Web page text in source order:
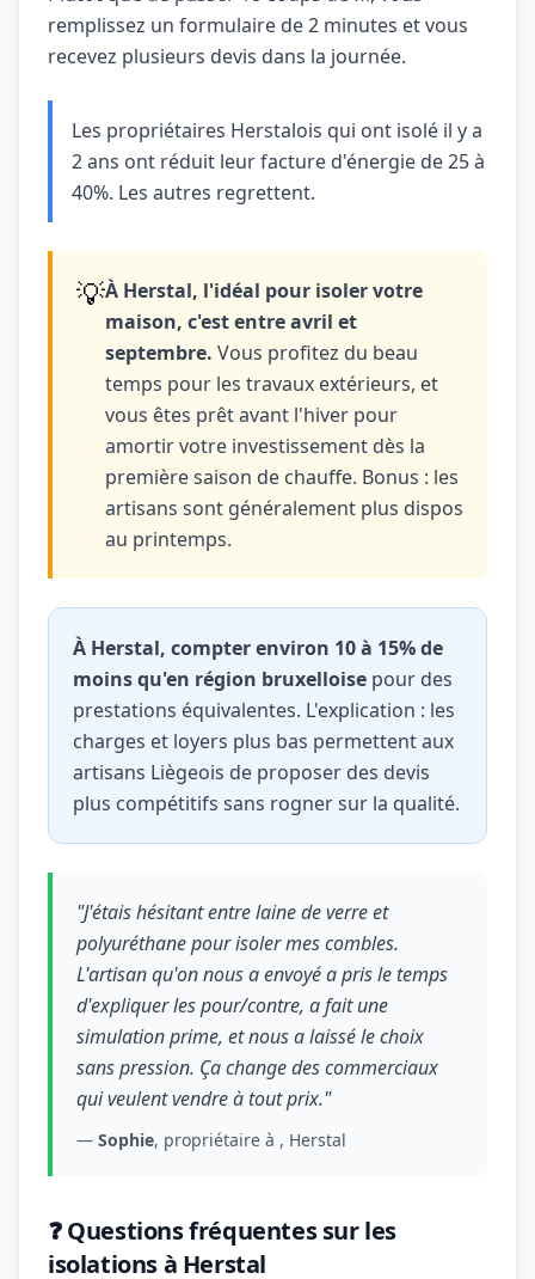
remplissez un formulaire de 2 minutes et vous
recevez plusieurs devis dans la journée.
Les propriétaires Herstalois qui ont isolé il y a
2 ans ont réduit leur facture d'énergie de 25 à
40%. Les autres regrettent.
💡À Herstal, l'idéal pour isoler votre
maison, c'est entre avril et
septembre. Vous profitez du beau
temps pour les travaux extérieurs, et
vous êtes prêt avant l'hiver pour
amortir votre investissement dès la
première saison de chauffe. Bonus : les
artisans sont généralement plus dispos
au printemps.
À Herstal, compter environ 10 à 15% de
moins qu'en région bruxelloise pour des
prestations équivalentes. L'explication : les
charges et loyers plus bas permettent aux
artisans Liègeois de proposer des devis
plus compétitifs sans rogner sur la qualité.
"J'étais hésitant entre laine de verre et
polyuréthane pour isoler mes combles.
L'artisan qu'on nous a envoyé a pris le temps
d'expliquer les pour/contre, a fait une
simulation prime, et nous a laissé le choix
sans pression. Ça change des commerciaux
qui veulent vendre à tout prix."
— Sophie, propriétaire à , Herstal
❓ Questions fréquentes sur les
isolations à Herstal